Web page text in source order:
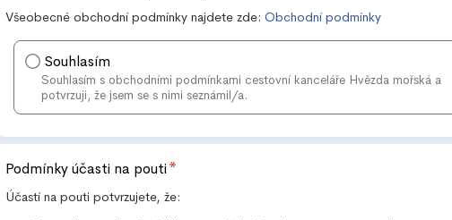
Všeobecné obchodní podmínky najdete zde: Obchodní podmínky
Souhlasím
Souhlasím s obchodními podmínkami cestovní kanceláře Hvězda mořská a
potvrzuji, že jsem se s nimi seznámil/a.
Podmínky účasti na pouti*
Účastí na pouti potvrzujete, že: